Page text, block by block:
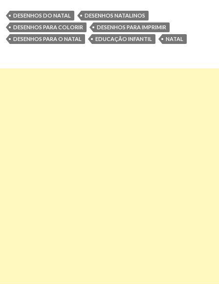
DESENHOS DO NATAL
DESENHOS NATALINOS
DESENHOS PARA COLORIR
DESENHOS PARA IMPRIMIR
DESENHOS PARA O NATAL
EDUCAÇÃO INFANTIL NATAL